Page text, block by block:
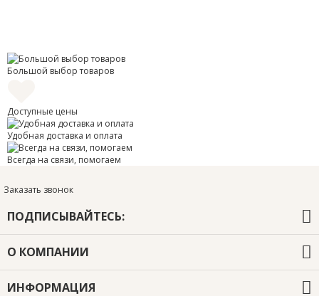
Большой выбор товаров
Доступные цены
Удобная доставка и оплата
Всегда на связи, помогаем
Заказать звонок
ПОДПИСЫВАЙТЕСЬ:
О КОМПАНИИ
О компании
ИНФОРМАЦИЯ